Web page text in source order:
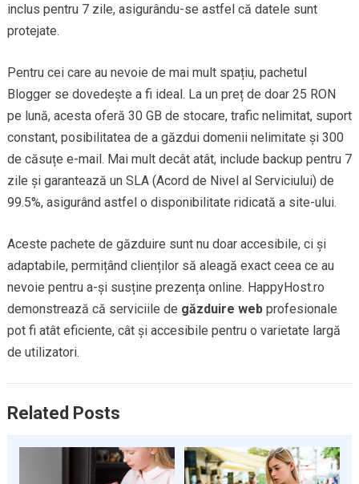
inclus pentru 7 zile, asigurându-se astfel că datele sunt
protejate.
Pentru cei care au nevoie de mai mult spațiu, pachetul
Blogger se dovedește a fi ideal. La un preț de doar 25 RON
pe lună, acesta oferă 30 GB de stocare, trafic nelimitat, suport
constant, posibilitatea de a găzdui domenii nelimitate și 300
de căsuțe e-mail. Mai mult decât atât, include backup pentru 7
zile și garantează un SLA (Acord de Nivel al Serviciului) de
99.5%, asigurând astfel o disponibilitate ridicată a site-ului.
Aceste pachete de găzduire sunt nu doar accesibile, ci și
adaptabile, permițând clienților să aleagă exact ceea ce au
nevoie pentru a-și susține prezența online. HappyHost.ro
demonstrează că serviciile de găzduire webprofesionale
pot fi atât eficiente, cât și accesibile pentru o varietate largă
de utilizatori.
Related Posts